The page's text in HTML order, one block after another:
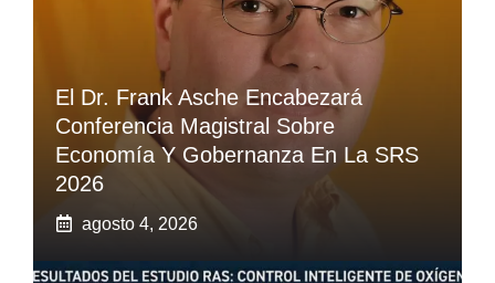
El Dr. Frank Asche Encabezará
Conferencia Magistral Sobre
Economía Y Gobernanza En La SRS
2026
agosto 4, 2026